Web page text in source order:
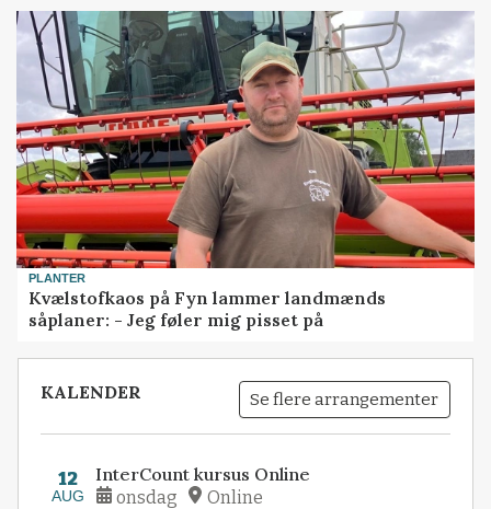
PLANTER
Kvælstofkaos på Fyn lammer landmænds
såplaner: - Jeg føler mig pisset på
KALENDER Se flere arrangementer
12
AUG
InterCount kursus Online
onsdag Online